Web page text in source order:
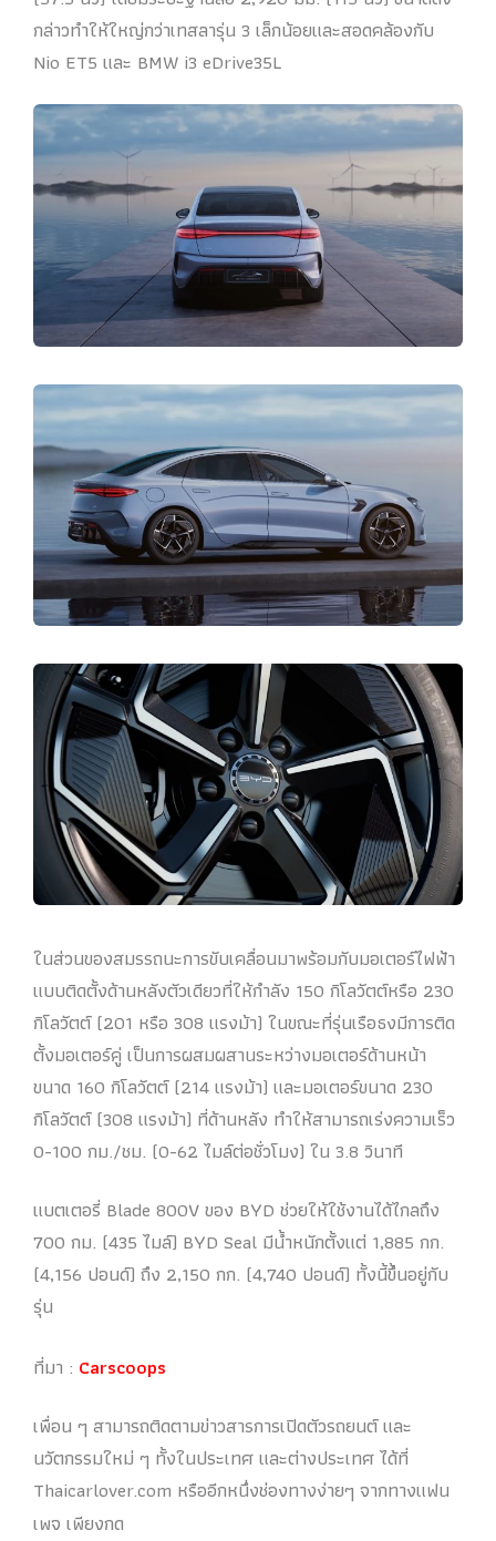
กล่าวทำให้ใหญ่กว่าเทสลารุ่น 3 เล็กน้อยและสอดคล้องกับ
Nio ET5 และ BMW i3 eDrive35L
ในส่วนของสมรรถนะการขับเคลื่อนมาพร้อมกับมอเตอร์ไฟฟ้า
แบบติดตั้งด้านหลังตัวเดียวที่ให้กำลัง 150 กิโลวัตต์หรือ 230
กิโลวัตต์ (201 หรือ 308 แรงม้า) ในขณะที่รุ่นเรือธงมีการติด
ตั้งมอเตอร์คู่ เป็นการผสมผสานระหว่างมอเตอร์ด้านหน้า
ขนาด 160 กิโลวัตต์ (214 แรงม้า) และมอเตอร์ขนาด 230
กิโลวัตต์ (308 แรงม้า) ที่ด้านหลัง ทำให้สามารถเร่งความเร็ว
0-100 กม./ชม. (0-62 ไมล์ต่อชั่วโมง) ใน 3.8 วินาที
แบตเตอรี่ Blade 800V ของ BYD ช่วยให้ใช้งานได้ไกลถึง
700 กม. (435 ไมล์) BYD Seal มีน้ำหนักตั้งแต่ 1,885 กก.
(4,156 ปอนด์) ถึง 2,150 กก. (4,740 ปอนด์) ทั้งนี้ขึ้นอยู่กับ
รุ่น
ที่มา : Carscoops
เพื่อน ๆ สามารถติดตามข่าวสารการเปิดตัวรถยนต์ และ
นวัตกรรมใหม่ ๆ ทั้งในประเทศ และต่างประเทศ ได้ที่
Thaicarlover.com หรืออีกหนึ่งช่องทางง่ายๆ จากทางแฟน
เพจ เพียงกด